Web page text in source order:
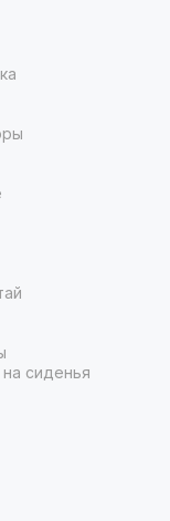
сиденья